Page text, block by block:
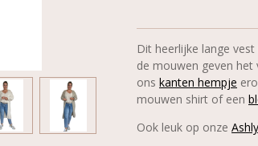
Dit heerlijke lange
de mouwen geven
ons kanten hempje
mouwen shirt of een
Ook leuk op onze